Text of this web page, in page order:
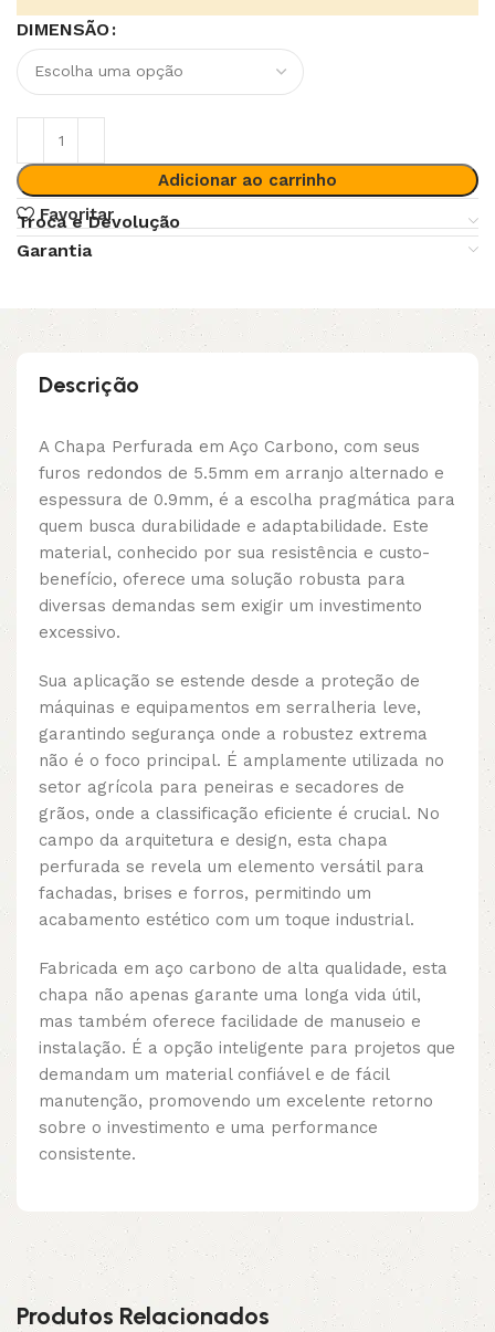
DIMENSÃO
Adicionar ao carrinho
Favoritar
Troca e Devolução
Garantia
Descrição
A Chapa Perfurada em Aço Carbono, com seus
furos redondos de 5.5mm em arranjo alternado e
espessura de 0.9mm, é a escolha pragmática para
quem busca durabilidade e adaptabilidade. Este
material, conhecido por sua resistência e custo-
benefício, oferece uma solução robusta para
diversas demandas sem exigir um investimento
excessivo.
Sua aplicação se estende desde a proteção de
máquinas e equipamentos em serralheria leve,
garantindo segurança onde a robustez extrema
não é o foco principal. É amplamente utilizada no
setor agrícola para peneiras e secadores de
grãos, onde a classificação eficiente é crucial. No
campo da arquitetura e design, esta chapa
perfurada se revela um elemento versátil para
fachadas, brises e forros, permitindo um
acabamento estético com um toque industrial.
Fabricada em aço carbono de alta qualidade, esta
chapa não apenas garante uma longa vida útil,
mas também oferece facilidade de manuseio e
instalação. É a opção inteligente para projetos que
demandam um material confiável e de fácil
manutenção, promovendo um excelente retorno
sobre o investimento e uma performance
consistente.
Produtos Relacionados